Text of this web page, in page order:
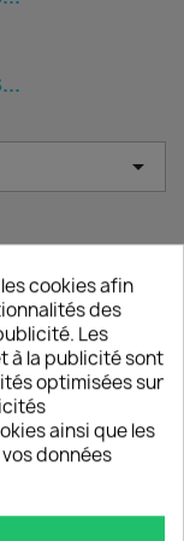

PIED De COQ
Bouteille
108,00 €
NOUVEAU
cookies afin
des
Les
à la publicité sont
optimisées sur
ainsi que les
données